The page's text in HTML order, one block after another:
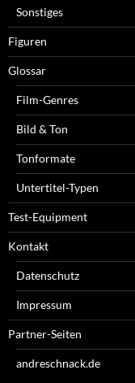
Sonstiges
Figuren
Glossar
Film-Genres
Bild & Ton
Tonformate
Untertitel-Typen
Test-Equipment
Kontakt
Datenschutz
Impressum
Partner-Seiten
andreschnack.de